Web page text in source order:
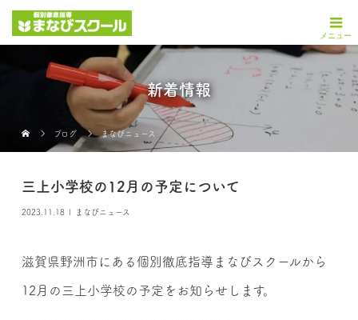
新着情報
ブログ まなびニュース
三上小学校の12月の予定について
2023.11.18 まなびニュース
滋賀県野洲市にある個別徹底指導まなびスクールから
12月の三上小学校の予定をお知らせします。